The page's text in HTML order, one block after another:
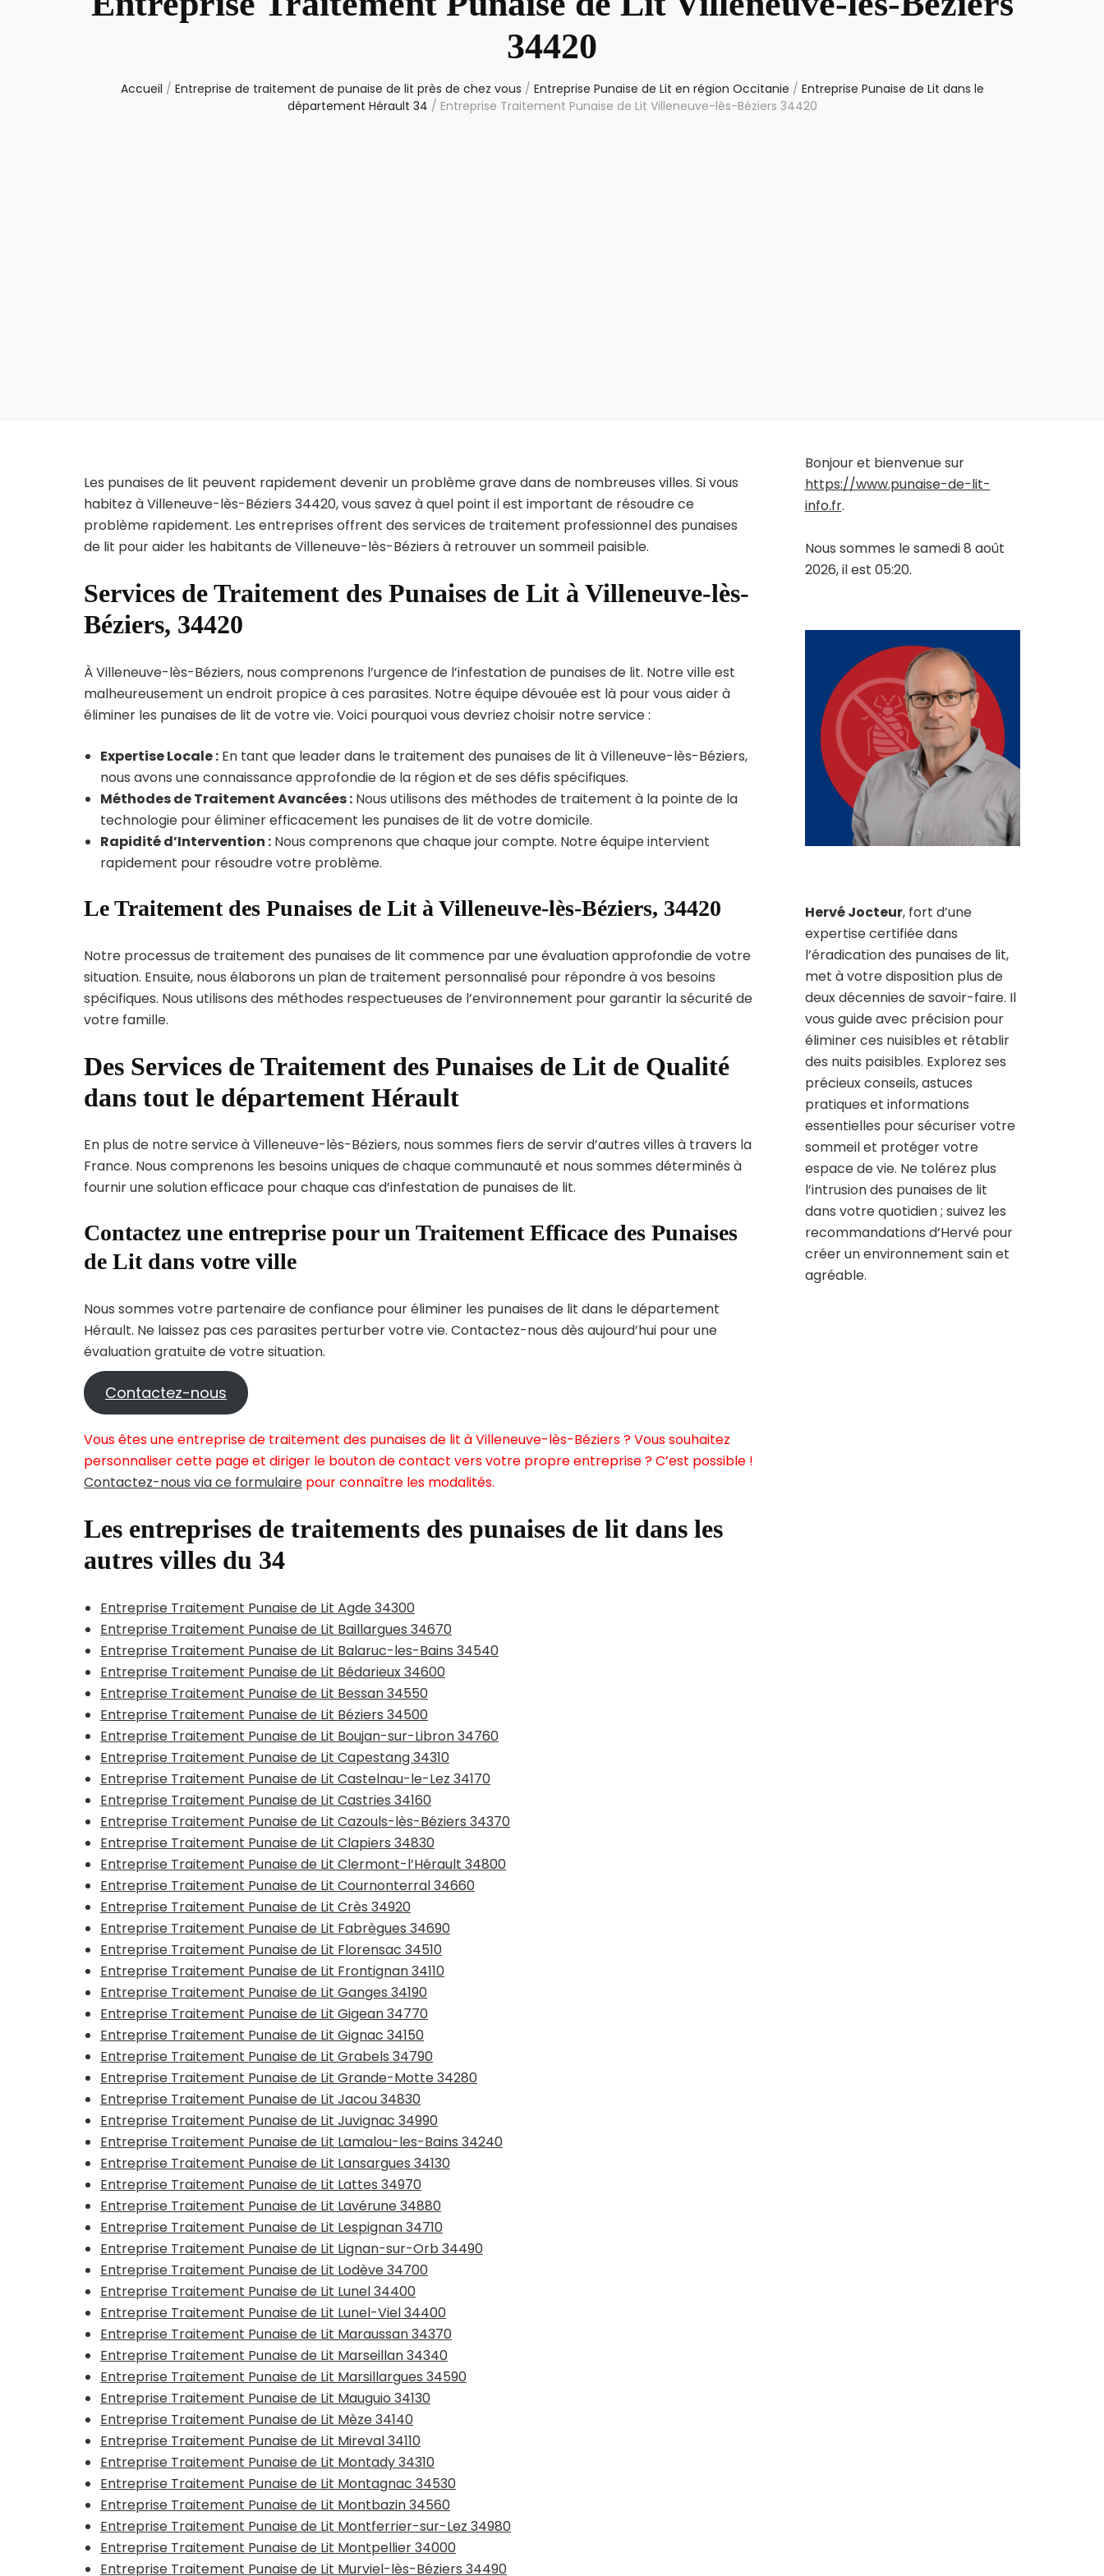
34420
Accueil / Entreprise de traitement de punaise de lit près de chez vous / Entreprise Punaise de Lit en région Occitanie / Entreprise Punaise de Lit dans le
département Hérault 34 / Entreprise Traitement Punaise de Lit Villeneuve-lès-Béziers 34420
Les punaises de lit peuvent rapidement devenir un problème grave dans de nombreuses villes. Si vous
habitez à Villeneuve-lès-Béziers 34420, vous savez à quel point il est important de résoudre ce
problème rapidement. Les entreprises offrent des services de traitement professionnel des punaises
de lit pour aider les habitants de Villeneuve-lès-Béziers à retrouver un sommeil paisible.
Services de Traitement des Punaises de Lit à Villeneuve-lès-
Béziers, 34420
À Villeneuve-lès-Béziers, nous comprenons l’urgence de l’infestation de punaises de lit. Notre ville est
malheureusement un endroit propice à ces parasites. Notre équipe dévouée est là pour vous aider à
éliminer les punaises de lit de votre vie. Voici pourquoi vous devriez choisir notre service :
Expertise Locale : En tant que leader dans le traitement des punaises de lit à Villeneuve-lès-Béziers,
nous avons une connaissance approfondie de la région et de ses défis spécifiques.
Méthodes de Traitement Avancées : Nous utilisons des méthodes de traitement à la pointe de la
technologie pour éliminer efficacement les punaises de lit de votre domicile.
Rapidité d’Intervention : Nous comprenons que chaque jour compte. Notre équipe intervient
rapidement pour résoudre votre problème.
Le Traitement des Punaises de Lit à Villeneuve-lès-Béziers, 34420
Notre processus de traitement des punaises de lit commence par une évaluation approfondie de votre
situation. Ensuite, nous élaborons un plan de traitement personnalisé pour répondre à vos besoins
spécifiques. Nous utilisons des méthodes respectueuses de l’environnement pour garantir la sécurité de
votre famille.
Des Services de Traitement des Punaises de Lit de Qualité
dans tout le département Hérault
En plus de notre service à Villeneuve-lès-Béziers, nous sommes fiers de servir d’autres villes à travers la
France. Nous comprenons les besoins uniques de chaque communauté et nous sommes déterminés à
fournir une solution efficace pour chaque cas d’infestation de punaises de lit.
Contactez une entreprise pour un Traitement Efficace des Punaises
de Lit dans votre ville
Nous sommes votre partenaire de confiance pour éliminer les punaises de lit dans le département
Hérault. Ne laissez pas ces parasites perturber votre vie. Contactez-nous dès aujourd’hui pour une
évaluation gratuite de votre situation.
Contactez-nous
Vous êtes une entreprise de traitement des punaises de lit à Villeneuve-lès-Béziers ? Vous souhaitez
personnaliser cette page et diriger le bouton de contact vers votre propre entreprise ? C’est possible !
Contactez-nous via ce formulaire pour connaître les modalités.
Les entreprises de traitements des punaises de lit dans les
autres villes du 34
Entreprise Traitement Punaise de Lit Agde 34300
Entreprise Traitement Punaise de Lit Baillargues 34670
Entreprise Traitement Punaise de Lit Balaruc-les-Bains 34540
Entreprise Traitement Punaise de Lit Bédarieux 34600
Entreprise Traitement Punaise de Lit Bessan 34550
Entreprise Traitement Punaise de Lit Béziers 34500
Entreprise Traitement Punaise de Lit Boujan-sur-Libron 34760
Entreprise Traitement Punaise de Lit Capestang 34310
Entreprise Traitement Punaise de Lit Castelnau-le-Lez 34170
Entreprise Traitement Punaise de Lit Castries 34160
Entreprise Traitement Punaise de Lit Cazouls-lès-Béziers 34370
Entreprise Traitement Punaise de Lit Clapiers 34830
Entreprise Traitement Punaise de Lit Clermont-l’Hérault 34800
Entreprise Traitement Punaise de Lit Cournonterral 34660
Entreprise Traitement Punaise de Lit Crès 34920
Entreprise Traitement Punaise de Lit Fabrègues 34690
Entreprise Traitement Punaise de Lit Florensac 34510
Entreprise Traitement Punaise de Lit Frontignan 34110
Entreprise Traitement Punaise de Lit Ganges 34190
Entreprise Traitement Punaise de Lit Gigean 34770
Entreprise Traitement Punaise de Lit Gignac 34150
Entreprise Traitement Punaise de Lit Grabels 34790
Entreprise Traitement Punaise de Lit Grande-Motte 34280
Entreprise Traitement Punaise de Lit Jacou 34830
Entreprise Traitement Punaise de Lit Juvignac 34990
Entreprise Traitement Punaise de Lit Lamalou-les-Bains 34240
Entreprise Traitement Punaise de Lit Lansargues 34130
Entreprise Traitement Punaise de Lit Lattes 34970
Entreprise Traitement Punaise de Lit Lavérune 34880
Entreprise Traitement Punaise de Lit Lespignan 34710
Entreprise Traitement Punaise de Lit Lignan-sur-Orb 34490
Entreprise Traitement Punaise de Lit Lodève 34700
Entreprise Traitement Punaise de Lit Lunel 34400
Entreprise Traitement Punaise de Lit Lunel-Viel 34400
Entreprise Traitement Punaise de Lit Maraussan 34370
Entreprise Traitement Punaise de Lit Marseillan 34340
Entreprise Traitement Punaise de Lit Marsillargues 34590
Entreprise Traitement Punaise de Lit Mauguio 34130
Entreprise Traitement Punaise de Lit Mèze 34140
Entreprise Traitement Punaise de Lit Mireval 34110
Entreprise Traitement Punaise de Lit Montady 34310
Entreprise Traitement Punaise de Lit Montagnac 34530
Entreprise Traitement Punaise de Lit Montbazin 34560
Entreprise Traitement Punaise de Lit Montferrier-sur-Lez 34980
Entreprise Traitement Punaise de Lit Montpellier 34000
Entreprise Traitement Punaise de Lit Murviel-lès-Béziers 34490
Bonjour et bienvenue sur
https://www.punaise-de-lit-
info.fr.
Nous sommes le samedi 8 août
2026, il est 05:20.
Hervé Jocteur, fort d’une
expertise certifiée dans
l’éradication des punaises de lit,
met à votre disposition plus de
deux décennies de savoir-faire. Il
vous guide avec précision pour
éliminer ces nuisibles et rétablir
des nuits paisibles. Explorez ses
précieux conseils, astuces
pratiques et informations
essentielles pour sécuriser votre
sommeil et protéger votre
espace de vie. Ne tolérez plus
l’intrusion des punaises de lit
dans votre quotidien ; suivez les
recommandations d’Hervé pour
créer un environnement sain et
agréable.